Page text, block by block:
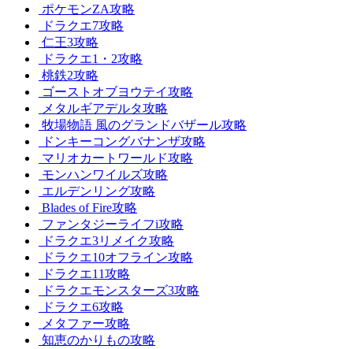
ポケモンZA攻略
ドラクエ7攻略
仁王3攻略
ドラクエ1・2攻略
桃鉄2攻略
ゴーストオブヨウテイ攻略
メタルギアデルタ攻略
牧場物語 風のグランドバザール攻略
ドンキーコングバナンザ攻略
マリオカートワールド攻略
モンハンワイルズ攻略
エルデンリング攻略
Blades of Fire攻略
ファンタジーライフi攻略
ドラクエ3リメイク攻略
ドラクエ10オフライン攻略
ドラクエ11攻略
ドラクエモンスターズ3攻略
ドラクエ6攻略
メタファー攻略
知恵のかりもの攻略